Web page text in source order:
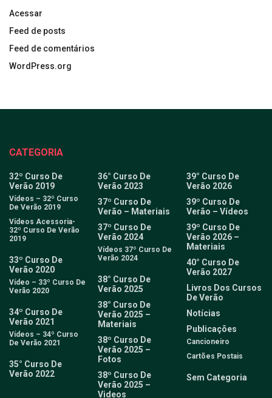
Acessar
Feed de posts
Feed de comentários
WordPress.org
CATEGORIA
32º Curso De
Verão 2019
Vídeos – 32º Curso
De Verão 2019
Vídeos Acessoria-
32º Curso De Verão
2019
33º Curso De
Verão 2020
Vídeo – 33º Curso De
Verão 2020
34º Curso De
Verão 2021
Vídeos – 34º Curso
De Verão 2021
35° Curso De
Verão 2022
36° Curso De
Verão 2023
37º Curso De
Verão – Materiais
37º Curso De
Verão 2024
Vídeos 37º Curso De
Verão 2024
38° Curso De
Verão 2025
38° Curso De
Verão 2025 –
Materiais
38º Curso De
Verão 2025 –
Fotos
38º Curso De
Verão 2025 –
Videos
39° Curso De
Verão 2026
39º Curso De
Verão – Vídeos
39º Curso De
Verão 2026 –
Materiais
40° Curso De
Verão 2027
Livros Dos Cursos
De Verão
Notícias
Publicações
Cancioneiro
Cartões Postais
Sem Categoria